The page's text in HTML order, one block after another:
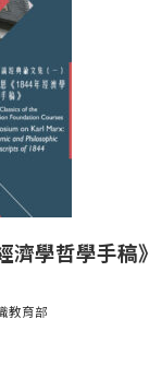
濟學哲學手稿》
教育部